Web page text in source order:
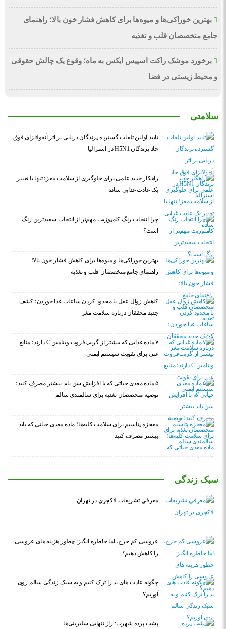
بهترین خوراکی‌ها و میوه‌ها برای کاهش فشار خون بالا؛ راهنمای
جامع متخصصان قلب و تغذیه
برخورد موشک راکت اسپیس ایکس به ماه؛ وقوع یک چالش حقوقی
و محیط زیستی در فضا
سلامتی
تایید اولین تلفات گسترده پرندگان دریایی بر اثر آنفولانزای فوق
حاد پرندگان H5N1 در استرالیا
راهکار جدید علمی برای جلوگیری از سلامت مغز؛ تنها با تغییر
یک عادت غذایی ساده
چرا انتخاب رنگ کامپوزیت مهم‌تر از انتخاب سفیدترین رنگ
است؟
بهترین خوراکی‌ها و میوه‌ها برای کاهش فشار خون بالا؛
راهنمای جامع متخصصان قلب و تغذیه
کاهش زوال عقل با محدود کردن ساعات غذا خوردن؛ کشف
جدید محققان درباره سلامت مغز
۷ ماده غذایی که بیشتر از گریپ‌فروت ویتامین C دارند؛ منابع
غنی برای تقویت سیستم ایمنی
۵ ماده مغذی حیاتی که با افزایش سن باید بیشتر مصرف کنید؛
توصیه متخصصان تغذیه برای سالمندی سالم
معجزه پتاسیم برای سلامت کلیه‌ها؛ ماده مغذی حیاتی که باید
بیشتر مصرف کنید
سبک زندگی
معرفی تشریفات لاکچری در تهران
عروسی کم خرج، اما خاطره انگیز: چطور هزینه های عروسی
را کاهش دهیم؟
چگونه عادت‌ های بد را ترک کنیم و به سبک زندگی سالم روی
آوریم؟
پشت پرده شهرت: راز تنهایی سلبریتی‌ها